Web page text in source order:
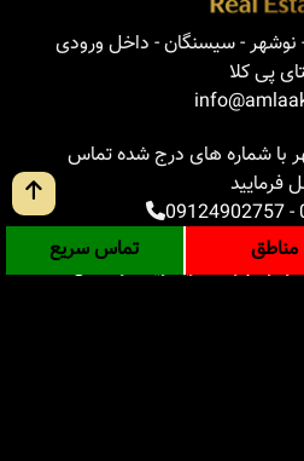
نوشهر - سیسنگان - داخل ورودی
پی کلا
با شماره های درج شده تماس
فرمایید
-
09124902757
در نوشهر
خرید ویلا در شمال
مناطق تماس سریع